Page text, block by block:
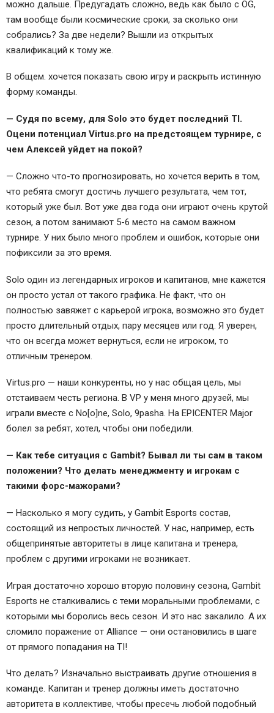
можно дальше. Предугадать сложно, ведь как было с OG,
там вообще были космические сроки, за сколько они
собрались? За две недели? Вышли из открытых
квалификаций к тому же.
В общем. хочется показать свою игру и раскрыть истинную
форму команды.
— Судя по всему, для Solo это будет последний TI.
Оцени потенциал Virtus.pro на предстоящем турнире, с
чем Алексей уйдет на покой?
— Сложно что-то прогнозировать, но хочется верить в том,
что ребята смогут достичь лучшего результата, чем тот,
который уже был. Вот уже два года они играют очень крутой
сезон, а потом занимают 5-6 место на самом важном
турнире. У них было много проблем и ошибок, которые они
пофиксили за это время.
Solo один из легендарных игроков и капитанов, мне кажется
он просто устал от такого графика. Не факт, что он
полностью завяжет с карьерой игрока, возможно это будет
просто длительный отдых, пару месяцев или год. Я уверен,
что он всегда может вернуться, если не игроком, то
отличным тренером.
Virtus.pro — наши конкуренты, но у нас общая цель, мы
отстаиваем честь региона. В VP у меня много друзей, мы
играли вместе с No[o]ne, Solo, 9pasha. На EPICENTER Major
болел за ребят, хотел, чтобы они победили.
— Как тебе ситуация с Gambit? Бывал ли ты сам в таком
положении? Что делать менеджменту и игрокам с
такими форс-мажорами?
— Насколько я могу судить, у Gambit Esports состав,
состоящий из непростых личностей. У нас, например, есть
общепринятые авторитеты в лице капитана и тренера,
проблем с другими игроками не возникает.
Играя достаточно хорошо вторую половину сезона, Gambit
Esports не сталкивались с теми моральными проблемами, с
которыми мы боролись весь сезон. И это нас закалило. А их
сломило поражение от Alliance — они остановились в шаге
от прямого попадания на TI!
Что делать? Изначально выстраивать другие отношения в
команде. Капитан и тренер должны иметь достаточно
авторитета в коллективе, чтобы пресечь любой подобный